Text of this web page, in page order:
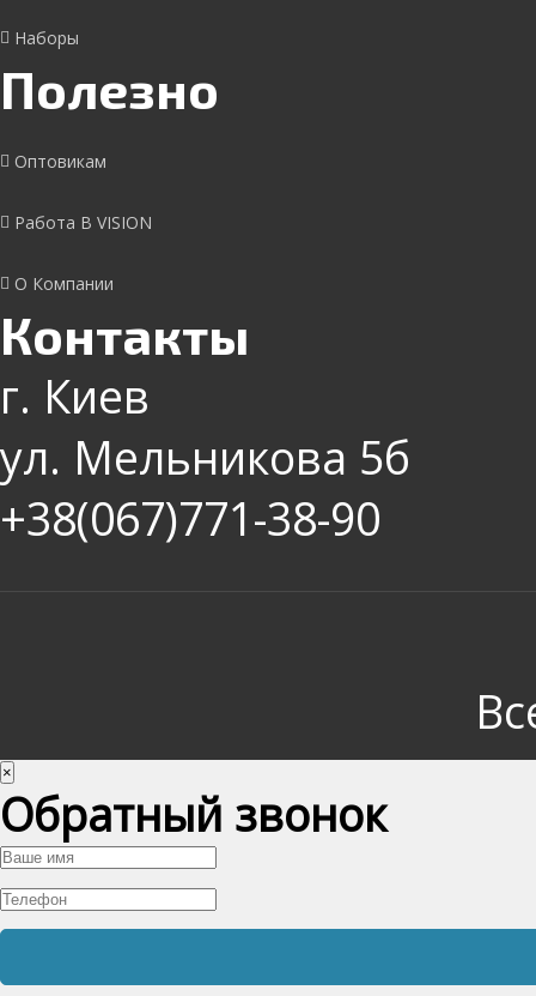
Наборы
Полезно
Оптовикам
Работа В VISION
О Компании
Контакты
г. Киев
ул. Мельникова 5б
+38(067)771-38-90
×
Обратный звонок